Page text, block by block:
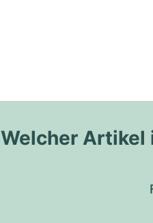
Welcher Artikel